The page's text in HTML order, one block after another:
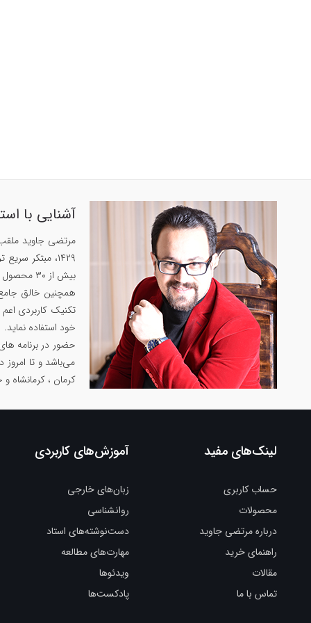
آشنایی با
بیش از ۳۰ محصول پرفروش در زمینه‌های زبان‌، حافظه و روان‌شناسی داشته است.
تکنیک کاربردی
خود استفاده نماید.
حضور در برنامه
می‌باشد و تا امروز
کرمان ، کرمانشاه
لینک‌های مفید
حساب کاربری
محصولات
درباره مرتضی جاوید
راهنمای خرید
مقالات
تماس با ما
آموزش‌های کاربردی
زبان‌های خارجی
روانشناسی
دست‌نوشته‌های استاد
مهارت‌های مطالعه
ویدئوها
پادکست‌ها